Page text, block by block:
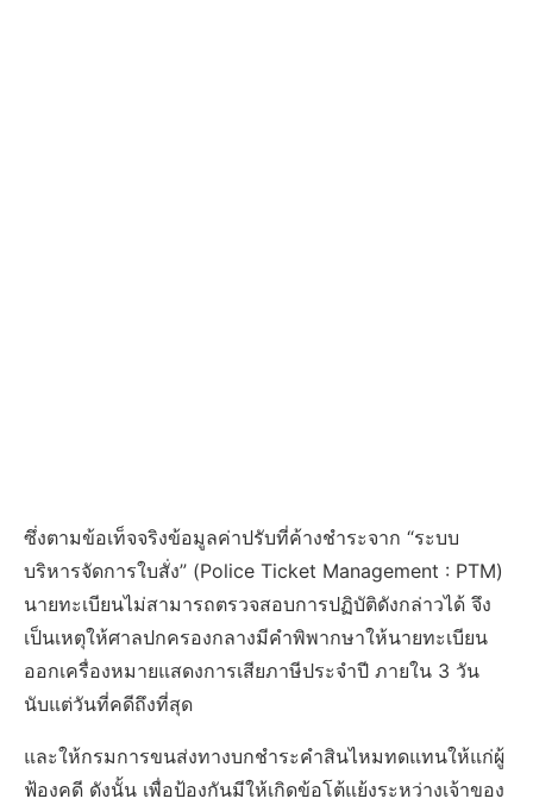
ซึ่งตามข้อเท็จจริงข้อมูลค่าปรับที่ค้างชำระจาก “ระบบ
บริหารจัดการใบสั่ง” (Police Ticket Management : PTM)
นายทะเบียนไม่สามารถตรวจสอบการปฏิบัติดังกล่าวได้ จึง
เป็นเหตุให้ศาลปกครองกลางมีคำพิพากษาให้นายทะเบียน
ออกเครื่องหมายแสดงการเสียภาษีประจำปี ภายใน 3 วัน
นับแต่วันที่คดีถึงที่สุด
และให้กรมการขนส่งทางบกชำระคำสินไหมทดแทนให้แก่ผู้
ฟ้องคดี ดังนั้น เพื่อป้องกันมีให้เกิดข้อโต้แย้งระหว่างเจ้าของ